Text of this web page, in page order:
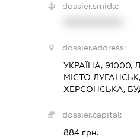
dossier.smida:
dossier.address:
УКРАЇНА, 91000,
МІСТО
ХЕРСОНСЬКА,
dossier.capital:
884 грн.